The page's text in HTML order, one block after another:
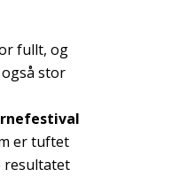
fullt, og
stor
er tuftet
resultatet